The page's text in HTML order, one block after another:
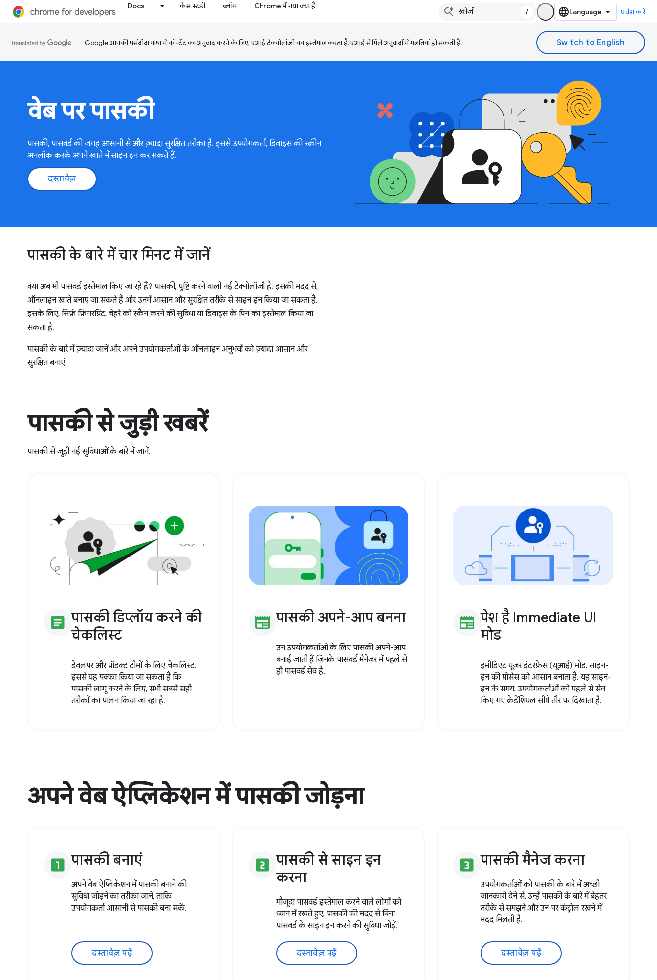
Docs केस स्टडी ब्लॉग Chrome में नया क्या है
/ प्रवेश करें
Google आपकी पसंदीदा भाषा में कॉन्टेंट का अनुवाद करने के लिए, एआई टेक्नोलॉजी का इस्तेमाल करता है. एआई से मिले अनुवादों में गलतियां हो सकती हैं.
वेब पर पासकी
पासकी, पासवर्ड की जगह आसानी से और ज़्यादा सुरक्षित तरीका है. इससे उपयोगकर्ता, डिवाइस की स्क्रीन
अनलॉक करके अपने खाते में साइन इन कर सकते हैं.
दस्तावेज़
पासकी के बारे में चार मिनट में जानें
क्या अब भी पासवर्ड इस्तेमाल किए जा रहे हैं? पासकी, पुष्टि करने वाली नई टेक्नोलॉजी है. इसकी मदद से,
ऑनलाइन खाते बनाए जा सकते हैं और उनमें आसान और सुरक्षित तरीके से साइन इन किया जा सकता है.
इसके लिए, सिर्फ़ फ़िंगरप्रिंट, चेहरे को स्कैन करने की सुविधा या डिवाइस के पिन का इस्तेमाल किया जा
सकता है.
पासकी के बारे में ज़्यादा जानें और अपने उपयोगकर्ताओं के ऑनलाइन अनुभवों को ज़्यादा आसान और
सुरक्षित बनाएं.
पासकी से जुड़ी खबरें
पासकी से जुड़ी नई सुविधाओं के बारे में जानें.
article पासकी डिप्लॉय करने की
चेकलिस्ट
डेवलपर और प्रॉडक्ट टीमों के लिए चेकलिस्ट.
इससे यह पक्का किया जा सकता है कि
पासकी लागू करने के लिए, सभी सबसे सही
तरीकों का पालन किया जा रहा है.
newspaper पासकी अपने-आप बनना
उन उपयोगकर्ताओं के लिए पासकी अपने-आप
बनाई जाती हैं जिनके पासवर्ड मैनेजर में पहले से
ही पासवर्ड सेव है.
newspaper पेश है Immediate UI
मोड
इमीडिएट यूज़र इंटरफ़ेस (यूआई) मोड, साइन-
इन की प्रोसेस को आसान बनाता है. यह साइन-
इन के समय, उपयोगकर्ताओं को पहले से सेव
किए गए क्रेडेंशियल सीधे तौर पर दिखाता है.
अपने वेब ऐप्लिकेशन में पासकी जोड़ना
looks_one पासकी बनाएं
अपने वेब ऐप्लिकेशन में पासकी बनाने की
सुविधा जोड़ने का तरीका जानें, ताकि
उपयोगकर्ता आसानी से पासकी बना सकें.
दस्तावेज़ पढ़ें
looks_two पासकी से साइन इन
करना
मौजूदा पासवर्ड इस्तेमाल करने वाले लोगों को
ध्यान में रखते हुए, पासकी की मदद से बिना
पासवर्ड के साइन इन करने की सुविधा जोड़ें.
दस्तावेज़ पढ़ें
looks_3 पासकी मैनेज करना
उपयोगकर्ताओं को पासकी के बारे में अच्छी
जानकारी देने से, उन्हें पासकी के बारे में बेहतर
तरीके से समझने और उन पर कंट्रोल रखने में
मदद मिलती है.
दस्तावेज़ पढ़ें